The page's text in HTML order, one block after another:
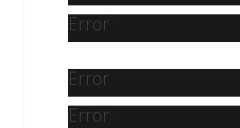
Error
Error
Error